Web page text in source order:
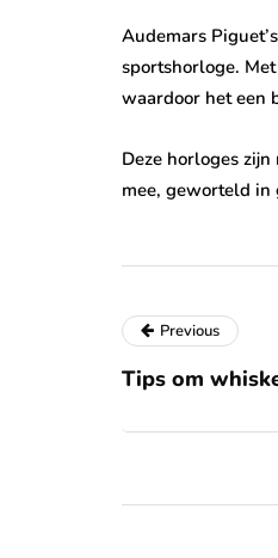
Audemars
sportshorloge.
waardoor het een
Deze horloges
mee, geworteld in
Previous
Tips om